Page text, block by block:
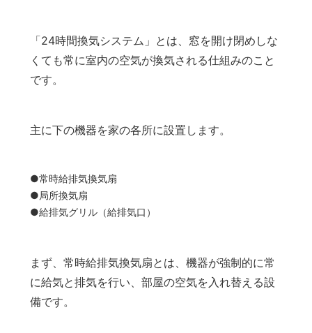
「24時間換気システム」とは、窓を開け閉めしな
くても常に室内の空気が換気される仕組みのこと
です。
主に下の機器を家の各所に設置します。
●常時給排気換気扇
●局所換気扇
●給排気グリル（給排気口）
まず、常時給排気換気扇とは、機器が強制的に常
に給気と排気を行い、部屋の空気を入れ替える設
備です。